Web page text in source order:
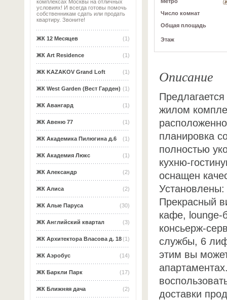
комплексах Москвы на отличных
условиях! И всегда готовы помочь
собственникам сдать или продать
квартиру. Звоните!
(1)
ЖК 12 Месяцев
(1)
ЖК Art Residence
(1)
ЖК KAZAKOV Grand Loft
(1)
ЖК West Garden (Вест Гарден)
(1)
ЖК Авангард
(1)
ЖК Авеню 77
(1)
ЖК Академика Пилюгина д.6
(1)
ЖК Академия Люкс
(2)
ЖК Александр
(2)
ЖК Алиса
(30)
ЖК Алые Паруса
(3)
ЖК Английский квартал
(1)
ЖК Архитектора Власова д. 18
(14)
ЖК Аэробус
(17)
ЖК Баркли Парк
(2)
ЖК Ближняя дача
Число комнат
Общая площадь
Этаж
Описание
жилом
планировка
полностью
кухню-
оснащен
Установлены:
Прекрасный
кафе, lounge-
консьерж-
службы, 6
этим вы
доставки